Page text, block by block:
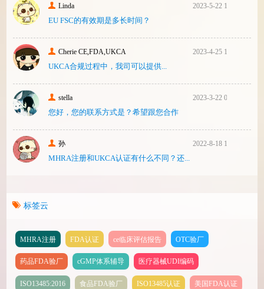
Linda 2023-5-22 10:43
EU FSC的有效期是多长时间？
Cherie CE,FDA,UKCA 2023-4-25 16:24
UKCA合‮过规‬程中，我司可‮提以‬供...
stella 2023-3-22 08:31
您好，您的联系方式是？希望跟您合作
孙 2022-8-18 17:47
MHRA注册和UKCA认证有什么不同？还...
标签云
MHRA注册 FDA认证 ce临床评估报告 OTC验厂
药品FDA验厂 cGMP体系辅导 医疗器械UDI编码
ISO13485:2016 食品FDA验厂 ISO13485认证 美国FDA认证